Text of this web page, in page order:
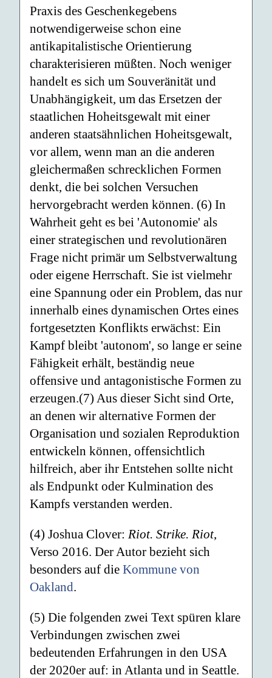
Praxis des Geschenkegebens
notwendigerweise schon eine
antikapitalistische Orientierung
charakterisieren müßten. Noch weniger
handelt es sich um Souveränität und
Unabhängigkeit, um das Ersetzen der
staatlichen Hoheitsgewalt mit einer
anderen staatsähnlichen Hoheitsgewalt,
vor allem, wenn man an die anderen
gleichermaßen schrecklichen Formen
denkt, die bei solchen Versuchen
hervorgebracht werden können. (6) In
Wahrheit geht es bei 'Autonomie' als
einer strategischen und revolutionären
Frage nicht primär um Selbstverwaltung
oder eigene Herrschaft. Sie ist vielmehr
eine Spannung oder ein Problem, das nur
innerhalb eines dynamischen Ortes eines
fortgesetzten Konflikts erwächst: Ein
Kampf bleibt 'autonom', so lange er seine
Fähigkeit erhält, beständig neue
offensive und antagonistische Formen zu
erzeugen.(7) Aus dieser Sicht sind Orte,
an denen wir alternative Formen der
Organisation und sozialen Reproduktion
entwickeln können, offensichtlich
hilfreich, aber ihr Entstehen sollte nicht
als Endpunkt oder Kulmination des
Kampfs verstanden werden.
(4) Joshua Clover: Riot. Strike. Riot,
Verso 2016. Der Autor bezieht sich
besonders auf die Kommune von
Oakland.
(5) Die folgenden zwei Text spüren klare
Verbindungen zwischen zwei
bedeutenden Erfahrungen in den USA
der 2020er auf: in Atlanta und in Seattle.